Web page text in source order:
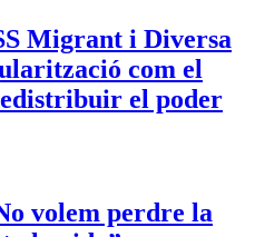
Migrant i Diversa
com el
el poder